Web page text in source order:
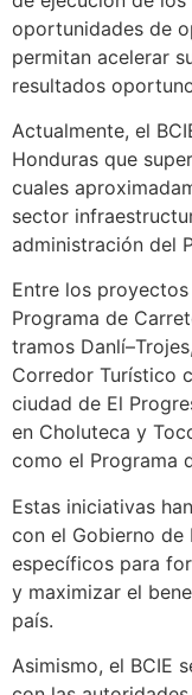
oportunidades de
permitan acelerar
resultados
Actualmente, el
Honduras que
cuales
sector
administración del
Entre los
Programa de
tramos
Corredor Turístico
ciudad de El
en Choluteca y
como el Programa
Estas iniciativas
con el Gobierno de
específicos para
y maximizar el
país.
Asimismo, el BCIE